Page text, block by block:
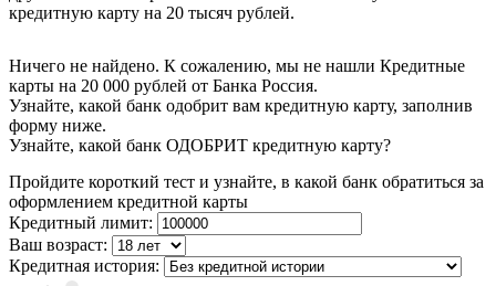
кредитную карту на 20 тысяч рублей.
Ничего не найдено. К сожалению, мы не нашли Кредитные
карты на 20 000 рублей от Банка Россия.
Узнайте, какой банк одобрит вам кредитную карту, заполнив
форму ниже.
Узнайте, какой банк ОДОБРИТ кредитную карту?
Пройдите короткий тест и узнайте, в какой банк обратиться за
оформлением кредитной карты
Кредитный лимит:
Ваш возраст:
Кредитная история: